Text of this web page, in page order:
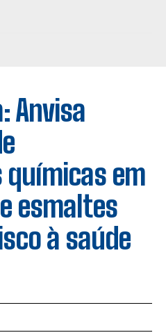
Anvisa
em
esmaltes
à saúde